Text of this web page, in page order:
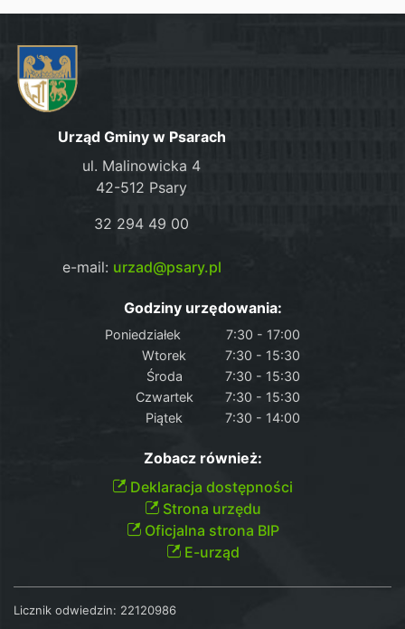
Urząd Gminy w Psarach
ul. Malinowicka 4
42-512 Psary
32 294 49 00
e-mail: urzad@psary.pl
Godziny urzędowania:
Poniedziałek
7:30 - 17:00
Wtorek
7:30 - 15:30
Środa
7:30 - 15:30
Czwartek
7:30 - 15:30
Piątek
7:30 - 14:00
Zobacz również:
Deklaracja dostępności
Strona urzędu
Oficjalna strona BIP
E-urząd
Licznik odwiedzin: 22120986